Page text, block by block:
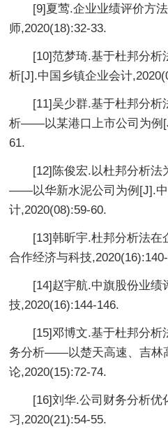
[9]夏莺.企业业绩评价方法
师,2020(18):32-33.
[10]范梦琦.基于杜邦分析
析[J].中国乡镇企业会计
[11]吴少群.基于杜邦分析
析——以某港口上市公司为例
61.
[12]陈俊宏.以杜邦分析法
——以华新水泥公司为例[J].中
计,2020(08):59-60.
[13]韩昕宇.杜邦分析法在
合作经济与科技
[14]赵宇航.中旗股份业绩
技,2020(16):144-146.
[15]邓博文.基于杜邦分析
务分析——以楚天高速、吉林
论,2020(15):72-74.
[16]刘华.公司财务分析优
习,2020(21):54-55.